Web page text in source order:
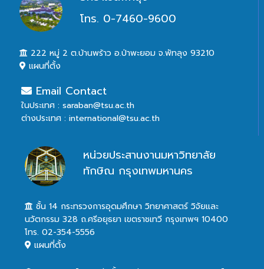
โทร. 0-7460-9600
222 หมู่ 2 ต.บ้านพร้าว อ.ป่าพะยอม จ.พัทลุง 93210
แผนที่ตั้ง
Email Contact
ในประเทศ : saraban@tsu.ac.th
ต่างประเทศ : international@tsu.ac.th
หน่วยประสานงานมหาวิทยาลัย
ทักษิณ กรุงเทพมหานคร
ชั้น 14 กระทรวงการอุดมศึกษา วิทยาศาสตร์ วิจัยและ
นวัตกรรม 328 ถ.ศรีอยุธยา เขตราชเทวี กรุงเทพฯ 10400
โทร. 02-354-5556
แผนที่ตั้ง